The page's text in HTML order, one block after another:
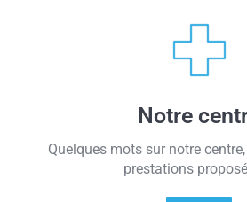
Notre
Quelques mots sur notre
prestations